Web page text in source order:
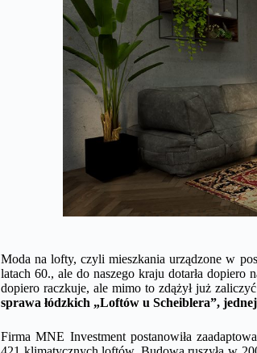
Moda na lofty, czyli mieszkania urządzone w
latach 60., ale do naszego kraju dotarła
dopiero raczkuje, ale mimo to zdążył już
sprawa łódzkich „Loftów u Scheiblera”,
Firma MNE Investment postanowiła